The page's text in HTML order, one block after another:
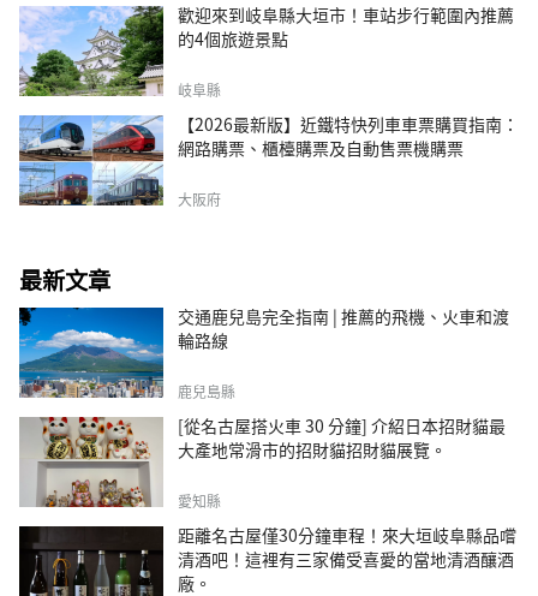
歡迎來到岐阜縣大垣市！車站步行範圍內推薦
的4個旅遊景點
岐阜縣
【2026最新版】近鐵特快列車車票購買指南：
網路購票、櫃檯購票及自動售票機購票
大阪府
最新文章
交通鹿兒島完全指南 | 推薦的飛機、火車和渡
輪路線
鹿兒島縣
[從名古屋搭火車 30 分鐘] 介紹日本招財貓最
大產地常滑市的招財貓招財貓展覽。
愛知縣
距離名古屋僅30分鐘車程！來大垣岐阜縣品嚐
清酒吧！這裡有三家備受喜愛的當地清酒釀酒
廠。